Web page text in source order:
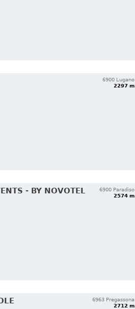
6900 Lugano
2297 m
- BY NOVOTEL
6900 Paradiso
2574 m
6963 Pregassona
2712 m